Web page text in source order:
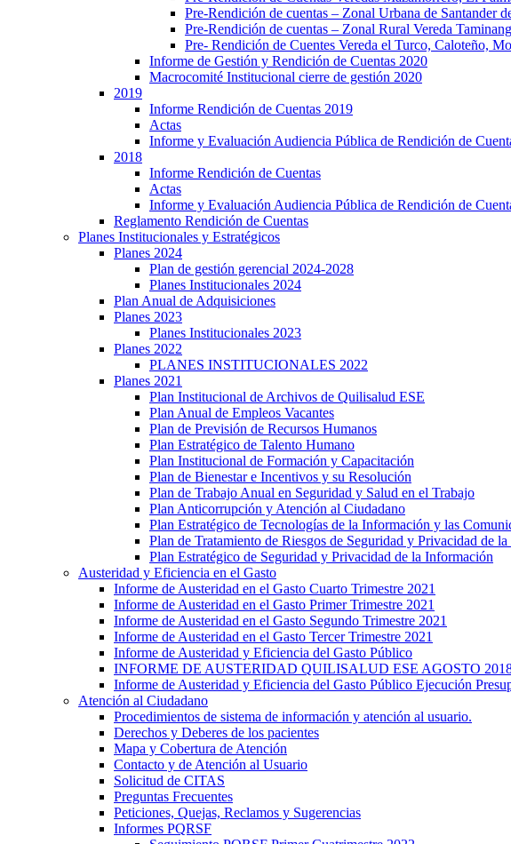
Pre-Rendición de cuentas – Zonal Urbana de Santander
Pre-Rendición de cuentas – Zonal Rural Vereda
Pre- Rendición de Cuentes Vereda el Turco, Caloteño,
Informe de Gestión y Rendición de Cuentas 2020
Macrocomité Institucional cierre de gestión 2020
2019
Informe Rendición de Cuentas 2019
Actas
Informe y Evaluación Audiencia Pública de Rendición de
2018
Informe Rendición de Cuentas
Actas
Informe y Evaluación Audiencia Pública de Rendición de
Reglamento Rendición de Cuentas
Planes Institucionales y Estratégicos
Planes 2024
Plan de gestión gerencial 2024-2028
Planes Institucionales 2024
Plan Anual de Adquisiciones
Planes 2023
Planes Institucionales 2023
Planes 2022
PLANES INSTITUCIONALES 2022
Planes 2021
Plan Institucional de Archivos de Quilisalud ESE
Plan Anual de Empleos Vacantes
Plan de Previsión de Recursos Humanos
Plan Estratégico de Talento Humano
Plan Institucional de Formación y Capacitación
Plan de Bienestar e Incentivos y su Resolución
Plan de Trabajo Anual en Seguridad y Salud en el Trabajo
Plan Anticorrupción y Atención al Ciudadano
Plan Estratégico de Tecnologías de la Información y las
Plan de Tratamiento de Riesgos de Seguridad y Privacidad de
Plan Estratégico de Seguridad y Privacidad de la Información
Austeridad y Eficiencia en el Gasto
Informe de Austeridad en el Gasto Cuarto Trimestre 2021
Informe de Austeridad en el Gasto Primer Trimestre 2021
Informe de Austeridad en el Gasto Segundo Trimestre 2021
Informe de Austeridad en el Gasto Tercer Trimestre 2021
Informe de Austeridad y Eficiencia del Gasto Público
INFORME DE AUSTERIDAD QUILISALUD ESE AGOSTO
Informe de Austeridad y Eficiencia del Gasto Público Ejecución
Atención al Ciudadano
Procedimientos de sistema de información y atención al usuario.
Derechos y Deberes de los pacientes
Mapa y Cobertura de Atención
Contacto y de Atención al Usuario
Solicitud de CITAS
Preguntas Frecuentes
Peticiones, Quejas, Reclamos y Sugerencias
Informes PQRSF